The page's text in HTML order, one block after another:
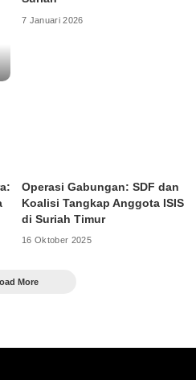
7 Januari 2026
Operasi Gabungan: SDF dan
Koalisi Tangkap Anggota ISIS
di Suriah Timur
16 Oktober 2025
More